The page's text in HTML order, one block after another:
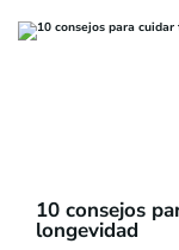
10 consejos
longevidad